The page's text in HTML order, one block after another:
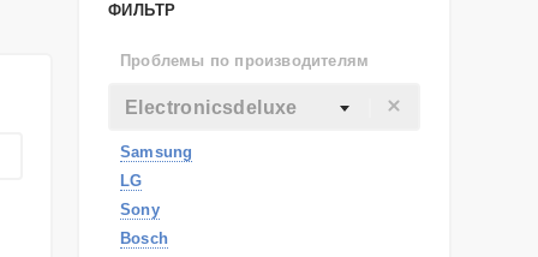
ФИЛЬТР
Проблемы по производителям
Electronicsdeluxe
Samsung
LG
Sony
Bosch